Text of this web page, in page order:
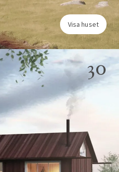
Visa huset
30